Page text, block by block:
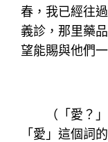
春，我已經往
義診，那里藥
望能賜與他們
（「愛？」
「愛」這個詞